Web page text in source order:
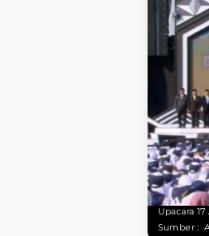
Upacara
Sumber :